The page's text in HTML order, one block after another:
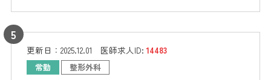
更新日： 2025.12.01 医師求人ID:14483
常勤 整形外科